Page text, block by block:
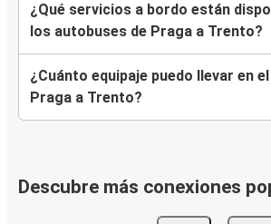
¿Qué servicios a bordo están
los autobuses de Praga a Trento?
¿Cuánto equipaje puedo llevar en
Praga a Trento?
Descubre más conexiones